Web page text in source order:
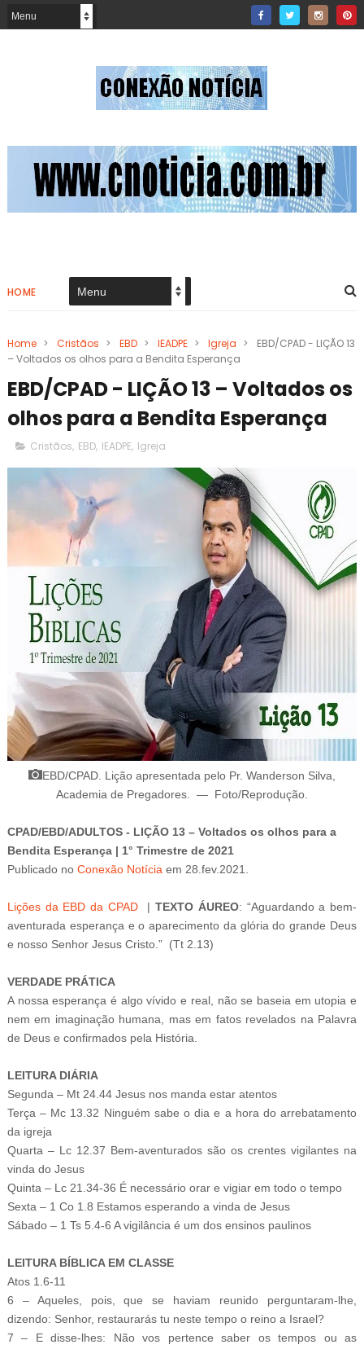
HOME
Home > Cristãos > EBD > IEADPE > Igreja >
EBD/CPAD - LIÇÃO 13
– Voltados os olhos para a Bendita Esperança
EBD/CPAD - LIÇÃO 13 – Voltados os
olhos para a Bendita Esperança
Cristãos, EBD, IEADPE, Igreja
EBD/CPAD. Lição apresentada pelo Pr. Wanderson Silva,
Academia de Pregadores. — Foto/Reprodução.
CPAD/EBD/ADULTOS - LIÇÃO 13 – Voltados os olhos para a
Bendita Esperança | 1° Trimestre de 2021
Publicado no Conexão Notícia em 28 .fev.2021.
Lições da EBD da CPAD |TEXTO ÁUREO: “Aguardando a bem-
aventurada esperança e o aparecimento da glória do grande Deus
e nosso Senhor Jesus Cristo.” (Tt 2.13)
VERDADE PRÁTICA
A nossa esperança é algo vívido e real, não se baseia em utopia e
nem em imaginação humana, mas em fatos revelados na Palavra
de Deus e confirmados pela História.
LEITURA DIÁRIA
Segunda – Mt 24.44 Jesus nos manda estar atentos
Terça – Mc 13.32 Ninguém sabe o dia e a hora do arrebatamento
da igreja
Quarta – Lc 12.37 Bem-aventurados são os crentes vigilantes na
vinda do Jesus
Quinta – Lc 21.34-36 É necessário orar e vigiar em todo o tempo
Sexta – 1 Co 1.8 Estamos esperando a vinda de Jesus
Sábado – 1 Ts 5.4-6 A vigilância é um dos ensinos paulinos
LEITURA BÍBLICA EM CLASSE
Atos 1.6-11
6 – Aqueles, pois, que se haviam reunido perguntaram-lhe,
dizendo: Senhor, restaurarás tu neste tempo o reino a Israel?
7 – E disse-lhes: Não vos pertence saber os tempos ou as